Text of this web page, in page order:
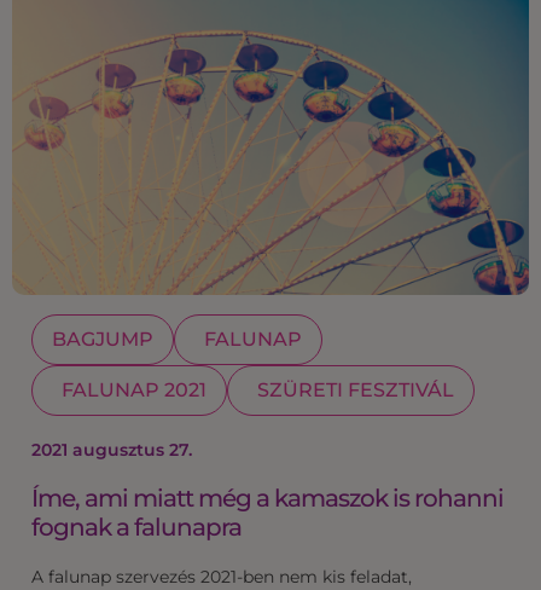
BAGJUMP FALUNAP
FALUNAP 2021 SZÜRETI FESZTIVÁL
2021 augusztus 27.
Íme, ami miatt még a kamaszok is rohanni
fognak a falunapra
A falunap szervezés 2021-ben nem kis feladat,